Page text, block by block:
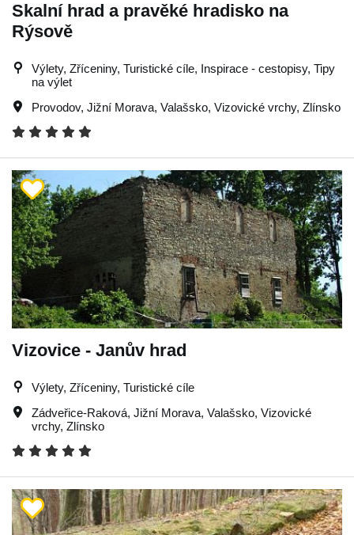
Skalní hrad a pravěké hradisko na
Rýsově
Výlety, Zříceniny, Turistické cíle, Inspirace - cestopisy, Tipy
na výlet
Provodov, Jižní Morava, Valašsko, Vizovické vrchy, Zlínsko
Vizovice - Janův hrad
Výlety, Zříceniny, Turistické cíle
Zádveřice-Raková, Jižní Morava, Valašsko, Vizovické
vrchy, Zlínsko